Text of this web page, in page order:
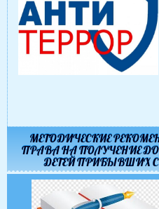
МЕТОДИЧЕСКИЕ
ПРАВА НА ПОЛУЧЕНИЕ
ДЕТЕЙ ПРИБЫВШИХ